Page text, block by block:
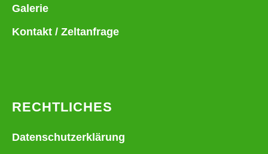
Galerie
Kontakt / Zeltanfrage
RECHTLICHES
Datenschutzerklärung